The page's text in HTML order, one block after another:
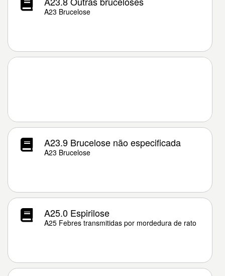
A23 Brucelose
A23.9 Brucelose não especificada
A23 Brucelose
A25.0 Espirilose
A25 Febres transmitidas por mordedura de rato